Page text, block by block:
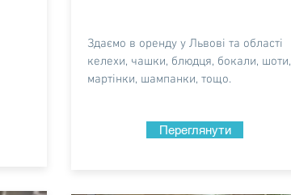
Здаємо в оренду у Львові та області
келехи, чашки, блюдця, бокали, шоти,
мартінки, шампанки, тощо.
Переглянути